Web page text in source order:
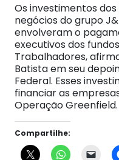
Os investimentos
negócios do grupo
envolveram o
executivos dos
Trabalhadores,
Batista em seu
Federal. Esses
financiar as
Operação
Compartilhe: